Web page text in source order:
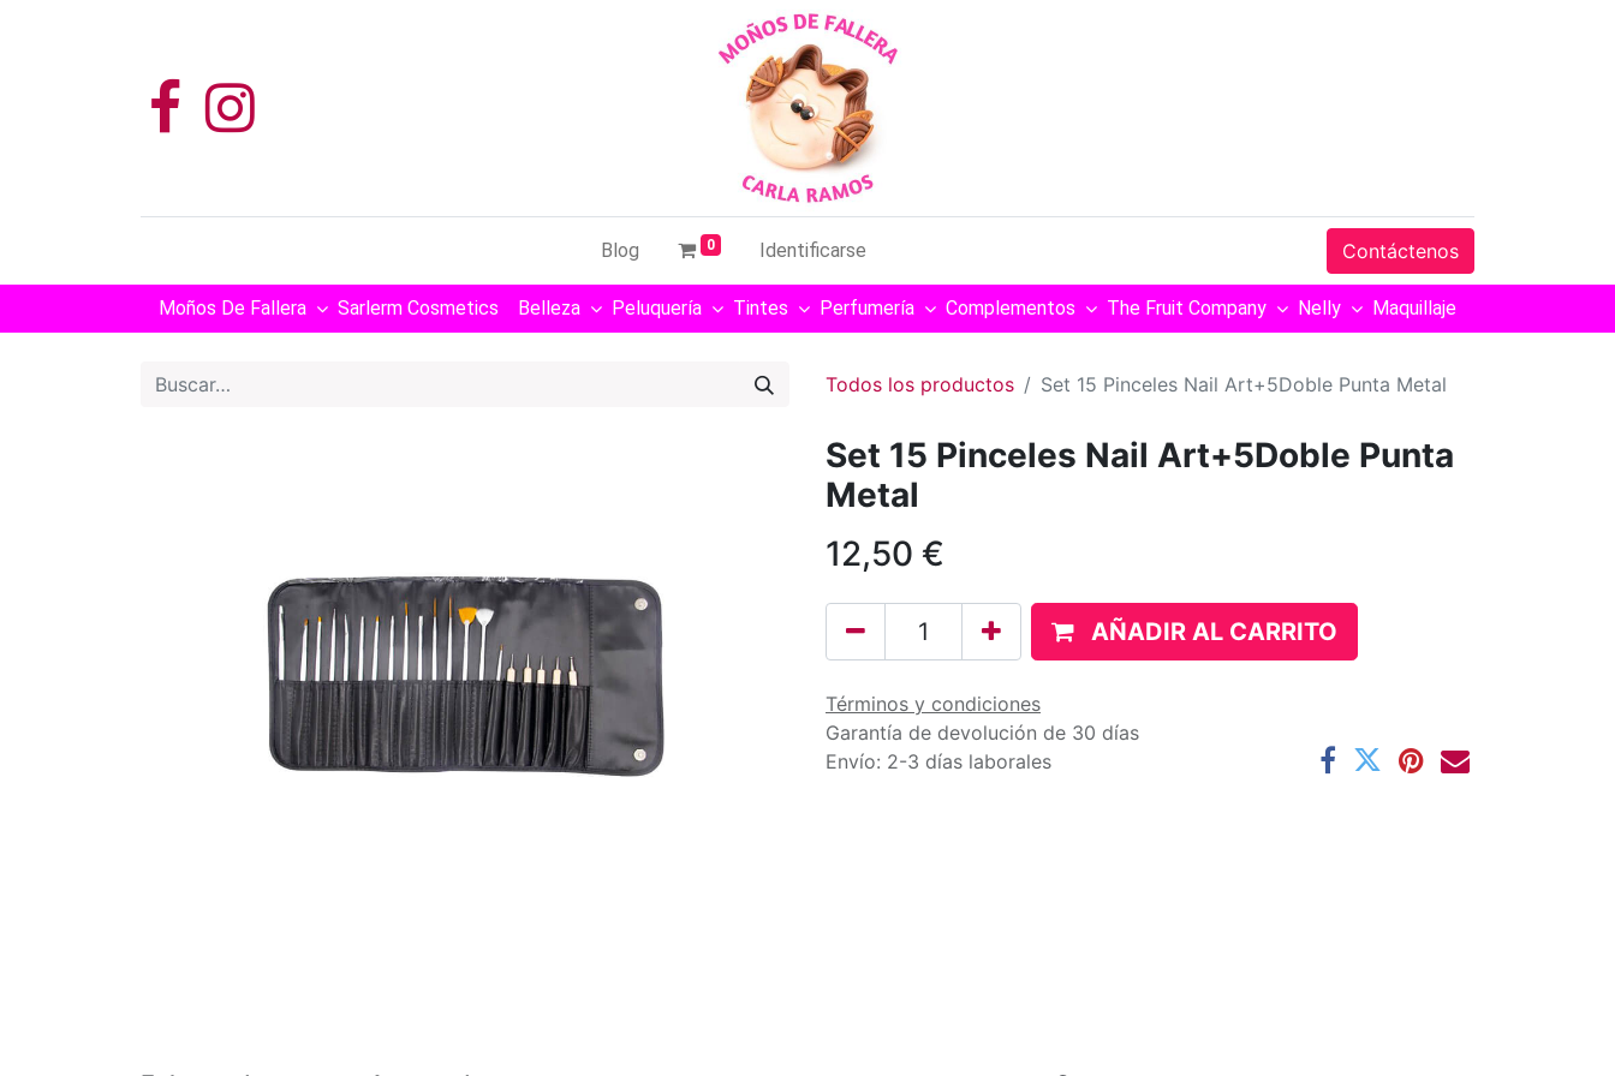
Blog 0 Identificarse Contáctenos
Moños De Fallera Sarlerm Cosmetics Belleza Peluquería Tintes Perfumería Complementos The Fruit Company Nelly Maquillaje
Todos los productos Set 15 Pinceles Nail Art+5Doble Punta Metal
Set 15 Pinceles Nail Art+5Doble Punta
Metal
12,50 €
AÑADIR AL CARRITO
Términos y condiciones
Garantía de devolución de 30 días
Envío: 2-3 días laborales